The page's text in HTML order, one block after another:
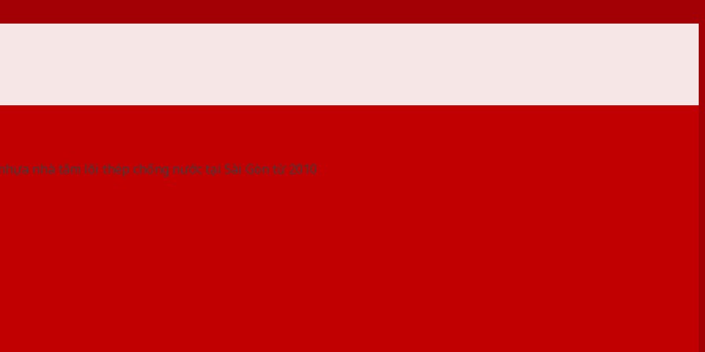
nhà tắm lõi thép chống nước tại Sài Gòn từ 2010